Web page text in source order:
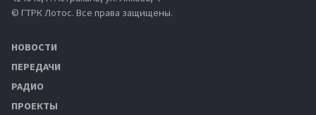
© ГТРК Лотос. Все права защищены.
НОВОСТИ
ПЕРЕДАЧИ
РАДИО
ПРОЕКТЫ